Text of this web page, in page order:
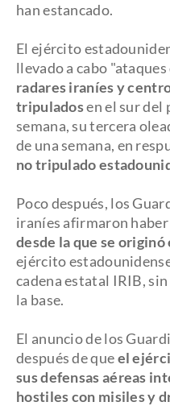
han estancado.
El ejército
llevado a cabo
radares iraníes y
tripuladosen el sur del
semana, su tercera
de una semana, en
no tripulado
Poco después, los
iraníes afirmaron
desde la que se originó
ejército
cadena estatal IRIB,
la base.
El anuncio de los
después de queel
sus defensas aéreas
hostiles con misiles y